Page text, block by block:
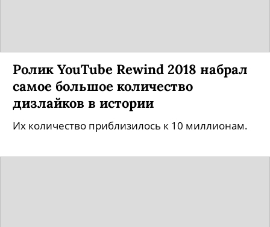
Ролик YouTube Rewind 2018 набрал
самое большое количество
дизлайков в истории
Их количество приблизилось к 10 миллионам.